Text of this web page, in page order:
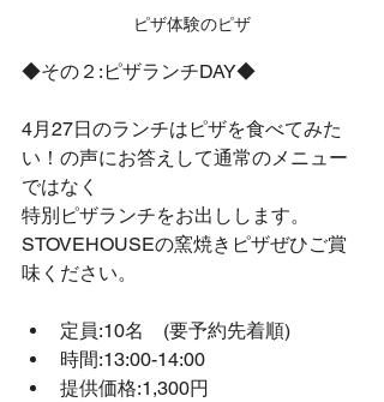
ピザ体験のピザ
◆その２:ピザランチDAY◆
4月27日のランチはピザを食べてみた
い！の声にお答えして通常のメニュー
ではなく
特別ピザランチをお出しします。
STOVEHOUSEの窯焼きピザぜひご賞
味ください。
定員:10名　(要予約先着順)
時間:13:00-14:00
提供価格:1,300円